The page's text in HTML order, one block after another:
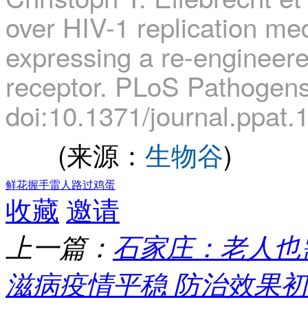
over HIV-1 replication
expressing a re-
receptor. PLoS
doi:10.1371/
(来源： 生物谷)
鲜花握手雷人 路过鸡蛋
收藏 邀请
上一篇： 石家庄：老人
滋病疫情平稳 防治效果